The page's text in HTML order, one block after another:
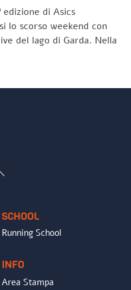
edizione di Asics
lo scorso weekend con
del lago di Garda. Nella
SCHOOL
Running School
INFO
Area Stampa